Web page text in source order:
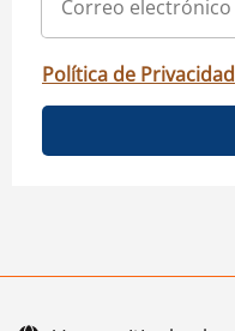
Política de Privacidad